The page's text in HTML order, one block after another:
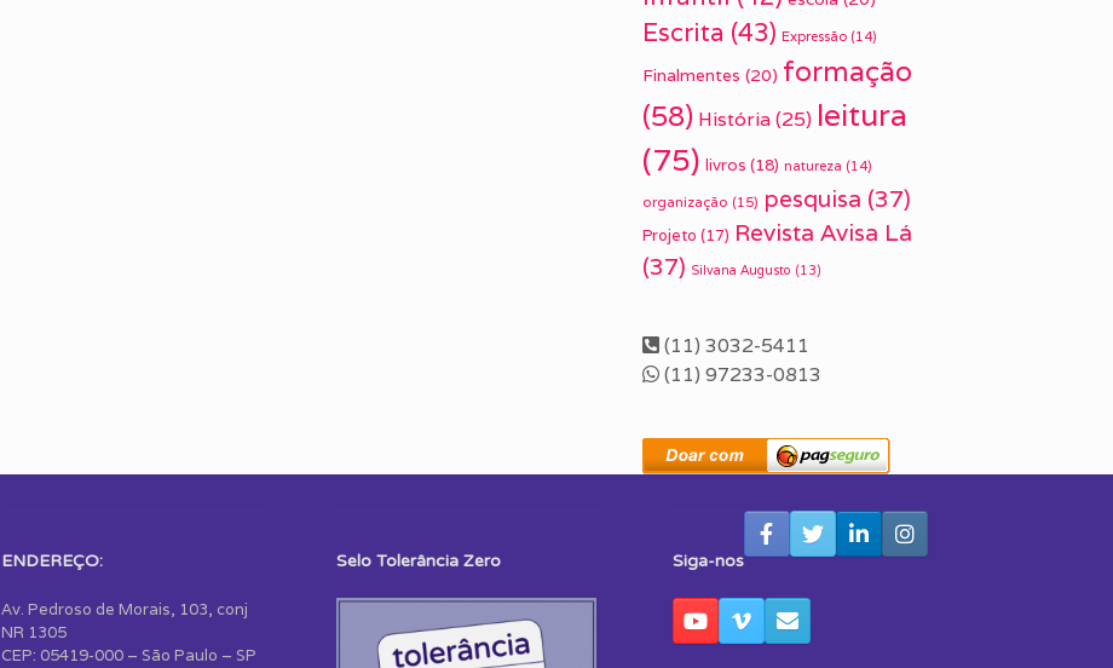
Escrita (43) Expressão (14)
Finalmentes (20) formação
(58) História(25) leitura
(75) livros (18) natureza (14)
organização (15) pesquisa (37)
Projeto (17) Revista Avisa Lá
(37) Silvana Augusto (13)
(11) 3032-5411
(11) 97233-0813
ENDEREÇO:
Av. Pedroso de Morais, 103, conj
NR 1305
CEP: 05419-000 – São Paulo – SP
Selo Tolerância Zero Siga-nos